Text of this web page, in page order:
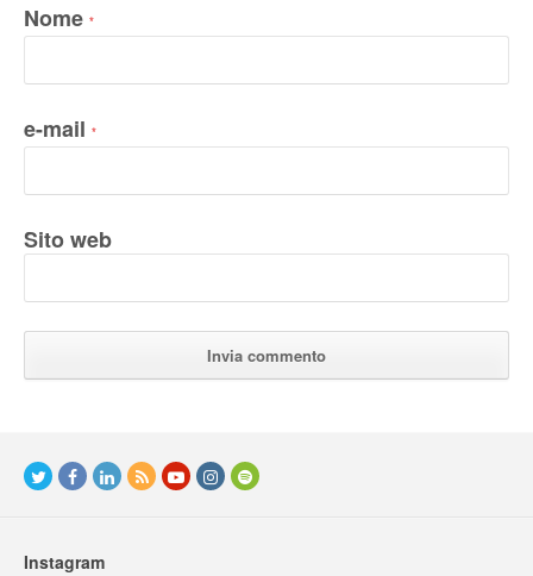
Nome *
e-mail *
Sito web
Instagram